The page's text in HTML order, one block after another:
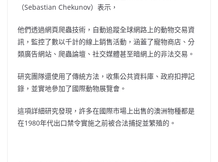
（Sebastian Chekunov）表示，
他們透過網頁爬蟲技術，自動追蹤全球網路上的動物交易資
訊，監控了數以千計的線上銷售活動，涵蓋了寵物商店、分
類廣告網站、爬蟲論壇、社交媒體甚至暗網上的非法交易。
研究團隊還使用了傳統方法，收集公共資料庫、政府扣押記
錄，並實地參加了國際動物展覽會。
這項詳細研究發現，許多在國際市場上出售的澳洲物種都是
在1980年代出口禁令實施之前被合法捕捉並繁殖的。